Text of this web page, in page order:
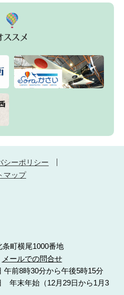
シーポリシー
マップ
町横尾1000番地
メールでの問合せ
午前8時30分から午後5時15分
年末年始（12月29日から1月3